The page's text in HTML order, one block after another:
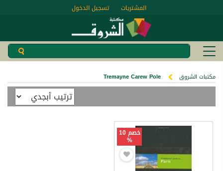
تسجيل الدخول المشتريات
مكتبات الشروق Tremayne Carew Pole
خصم 10
%